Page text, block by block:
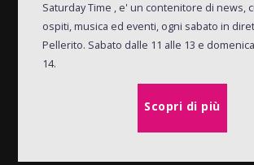
Saturday Time , e' un contenitore di news,
ospiti, musica ed eventi, ogni sabato in
Pellerito. Sabato dalle 11 alle 13 e
14.
Scopri di più